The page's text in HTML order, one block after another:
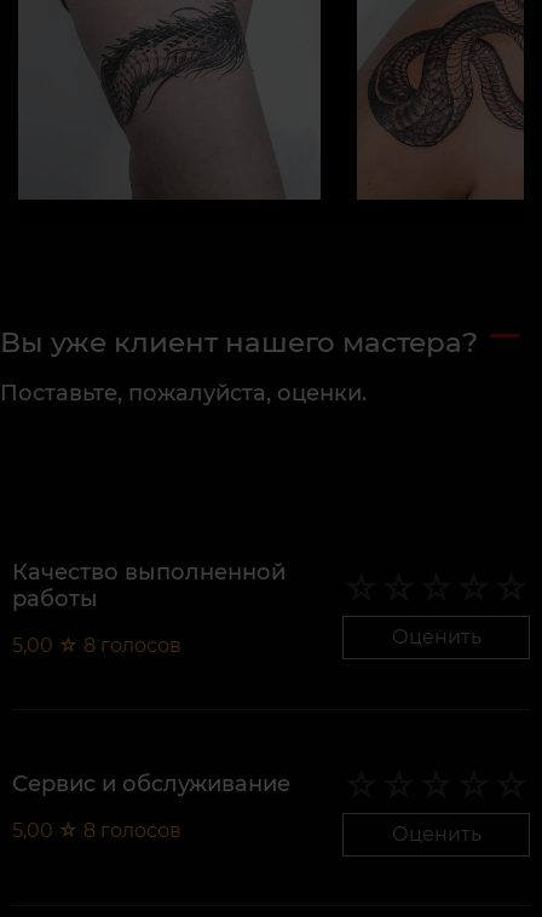
Вы уже клиент нашего мастера?
Поставьте, пожалуйста, оценки.
Качество выполненной
работы
5,00 ☆ 8 голосов Оценить
Сервис и обслуживание
5,00 ☆ 8 голосов Оценить